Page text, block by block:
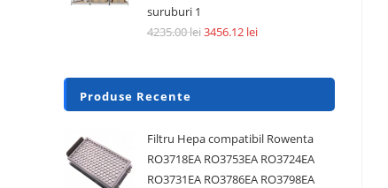
suruburi 1
4235.00lei3456.12 lei
Produse Recente
Filtru Hepa compatibil Rowenta
RO3718EA RO3753EA RO3724EA
RO3731EA RO3786EA RO3798EA